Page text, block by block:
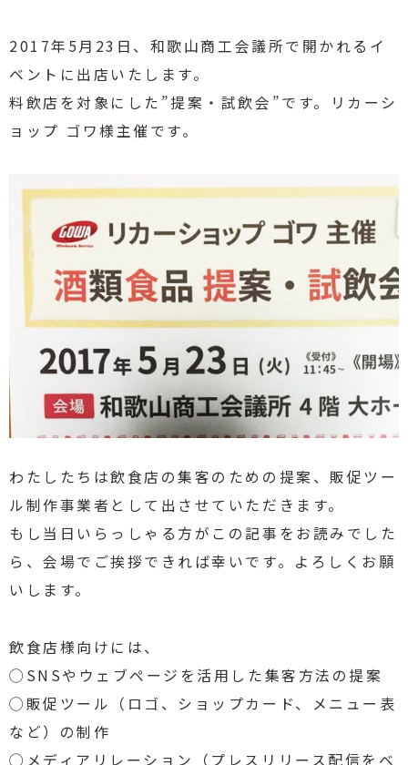
2017年5月23日、和歌山商工会議所で開かれるイ
ベントに出店いたします。
料飲店を対象にした”提案・試飲会”です。リカーシ
ョップ ゴワ様主催です。
わたしたちは飲食店の集客のための提案、販促ツー
ル制作事業者として出させていただきます。
もし当日いらっしゃる方がこの記事をお読みでした
ら、会場でご挨拶できれば幸いです。よろしくお願
いします。
飲食店様向けには、
◯SNSやウェブページを活用した集客方法の提案
◯販促ツール（ロゴ、ショップカード、メニュー表
など）の制作
◯メディアリレーション（プレスリリース配信をベ